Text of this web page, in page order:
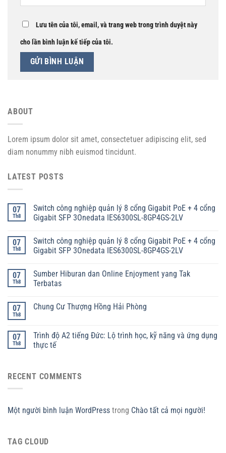
Lưu tên của tôi, email, và trang web trong trình duyệt này
cho lần bình luận kế tiếp của tôi.
ABOUT
Lorem ipsum dolor sit amet, consectetuer adipiscing elit, sed
diam nonummy nibh euismod tincidunt.
LATEST POSTS
07
Th8
Switch công nghiệp quản lý 8 cổng Gigabit PoE + 4 cổng
Gigabit SFP 3Onedata IES6300SL-8GP4GS-2LV
07
Th8
Switch công nghiệp quản lý 8 cổng Gigabit PoE + 4 cổng
Gigabit SFP 3Onedata IES6300SL-8GP4GS-2LV
07
Th8
Sumber Hiburan dan Online Enjoyment yang Tak
Terbatas
07
Th8
Chung Cư Thượng Hồng Hải Phòng
07
Th8
Trình độ A2 tiếng Đức: Lộ trình học, kỹ năng và ứng dụng
thực tế
RECENT COMMENTS
Một người bình luận WordPress trong Chào tất cả mọi người!
TAG CLOUD